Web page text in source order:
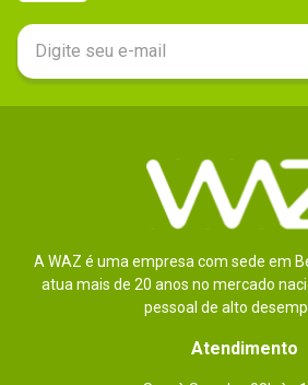
A WAZ é uma empresa com sede em
atua mais de 20 anos no mercado
pessoal de alto
Atendimento